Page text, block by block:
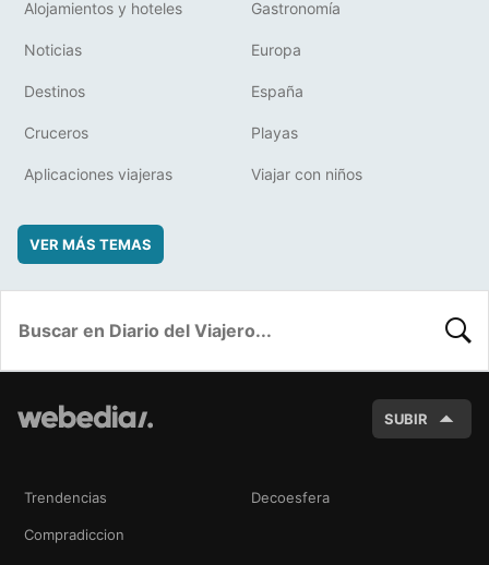
Alojamientos y hoteles Gastronomía
Noticias Europa
Destinos España
Cruceros Playas
Aplicaciones viajeras Viajar con niños
VER MÁS TEMAS
SUBIR
Trendencias Decoesfera
Compradiccion